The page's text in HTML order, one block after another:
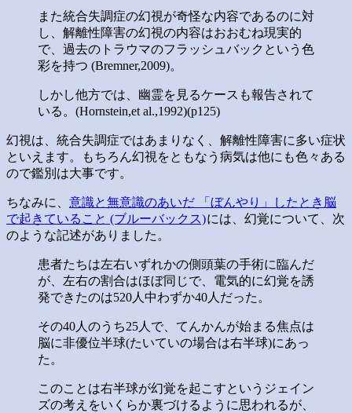
また統合失調症の幻視が奇怪な内容であるのに対
し、解離性障害の幻視の内容はおおむね現実的
で、過去のトラウマのフラッシュバックという色
彩を持つ (Bremner,2009)。
しかし他方では、幽霊を見るケースも報告されて
いる。(Hornstein,et al.,1992)(p125)
幻視は、統合失調症ではあまりなく、解離性障害に多い症状
といえます。もちろん幻視をともなう病気は他にも色々ある
ので鑑別は大事です。
ちなみに、 意識と無意識のあいだ 「ぼんやり」したとき脳
で起きていること (ブルーバックス)には、幻覚について、次
のような記述がありました。
患者たちは左右いずれかの側頭葉の手術に臨んだ
が、左右の割合はほぼ同じで、電気的に幻覚を誘
発できたのは520人中わずか40人だった。
その40人のうち25人で、てんかんが始まる焦点は
脳に非優位半球(たいていの場合は右半球)にあっ
た。
このことは右半球が幻覚を起こすというジェイン
ズの考えをいくらか裏づけるように思われるが、